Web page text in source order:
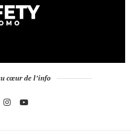
cœur de l’info